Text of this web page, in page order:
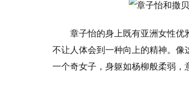
章子怡的身上既有亚洲女性优
不让人体会到一种向上的精神。
一个奇女子，身躯如杨柳般柔弱，